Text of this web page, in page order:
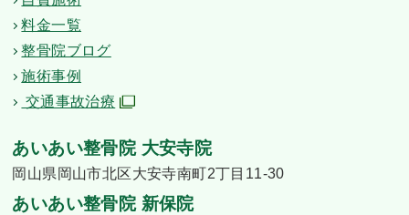
料金一覧
整骨院ブログ
施術事例
交通事故治療
あいあい整骨院 大安寺院
岡山県岡山市北区大安寺南町2丁目11-30
あいあい整骨院 新保院